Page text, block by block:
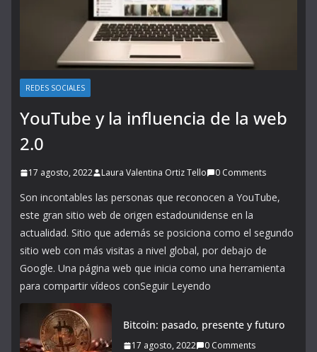
REDES SOCIALES
YouTube y la influencia de la web
2.0
17 agosto, 2022 Laura Valentina Ortiz Tello 0 Comments
Son incontables las personas que reconocen a YouTube,
este gran sitio web de origen estadounidense en la
actualidad. Sitio que además se posiciona como el segundo
sitio web con más visitas a nivel global, por debajo de
Google. Una página web que inicia como una herramienta
para compartir vídeos conSeguir Leyendo
Bitcoin: pasado, presente y futuro
17 agosto, 2022 0 Comments